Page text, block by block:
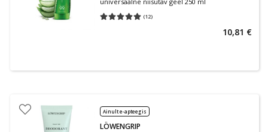
(12)
Keskmine hinnang 5.00
10,81 €
Ainult e-apteegis
LÖWENGRIP